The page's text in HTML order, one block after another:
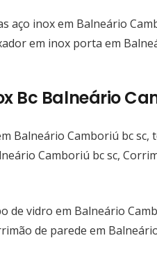
aço inox em Balneário
em inox porta em
Bc Balneário
Balneário Camboriú bc
Camboriú bc sc,
de vidro em Balneário
de parede em